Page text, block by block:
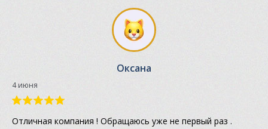
Оксана
4 июня
Отличная компания ! Обращаюсь уже не первый раз .